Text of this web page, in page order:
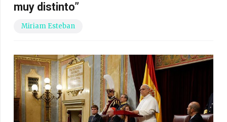
muy distinto”
Miriam Esteban